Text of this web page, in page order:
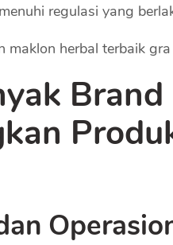
regulasi yang